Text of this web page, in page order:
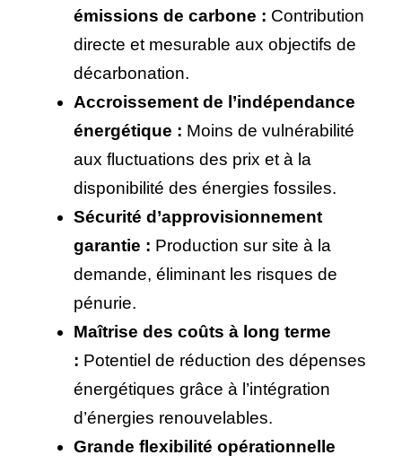
émissions de carbone : Contribution
directe et mesurable aux objectifs de
décarbonation.
Accroissement de l’indépendance
énergétique : Moins de vulnérabilité
aux fluctuations des prix et à la
disponibilité des énergies fossiles.
Sécurité d’approvisionnement
garantie : Production sur site à la
demande, éliminant les risques de
pénurie.
Maîtrise des coûts à long terme
: Potentiel de réduction des dépenses
énergétiques grâce à l’intégration
d’énergies renouvelables.
Grande flexibilité opérationnelle